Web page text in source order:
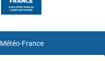
Météo-France